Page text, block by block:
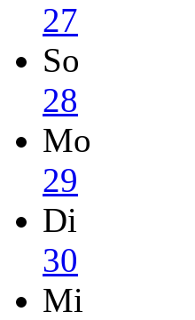
27
So
28
Mo
29
Di
30
Mi